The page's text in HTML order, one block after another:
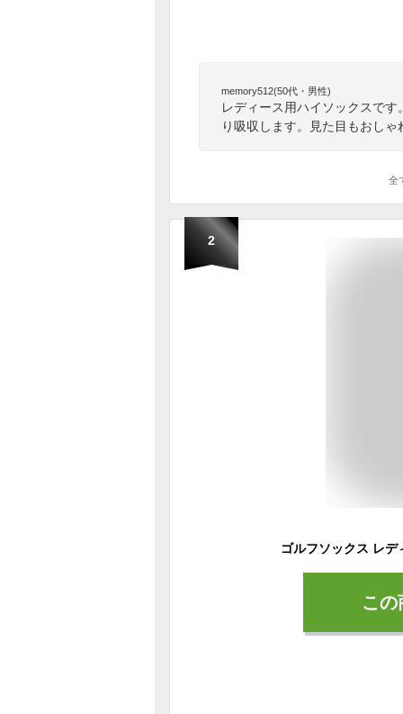
memory512(50代・男性)
レディース用ハイソックスで
り吸収します。見た目もおしゃ
全
2
こ